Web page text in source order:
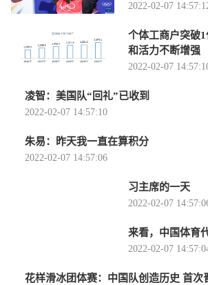
2022-02-07
个体工商户突破
和活力不断增强
2022-02-07
凌智：美国队“回礼”已收到
2022-02-07 14:57:10
朱易：昨天我一直在算积分
2022-02-07 14:57:06
习主席的一天
2022-02-07
来看，中国体育
2022-02-07
花样滑冰团体赛：中国队创造历史 首次